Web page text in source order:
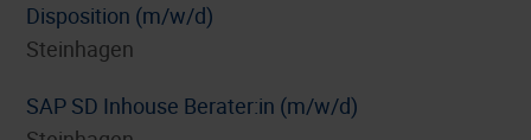
Disposition (m/w/d)
Steinhagen
SAP SD Inhouse Berater:in (m/w/d)